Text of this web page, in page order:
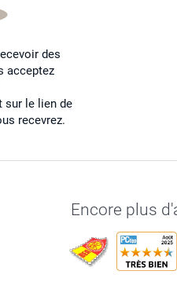
des
acceptez
sur le lien de
recevrez.
Encore plus